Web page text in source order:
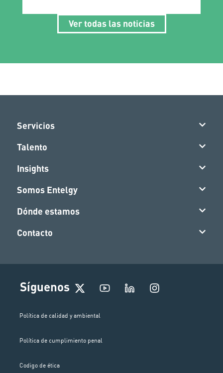
Ver todas las noticias
Servicios
Talento
Insights
Somos Entelgy
Dónde estamos
Contacto
Síguenos
I
n
Política de calidad y ambiental
Política de cumplimiento penal
Codigo de ética